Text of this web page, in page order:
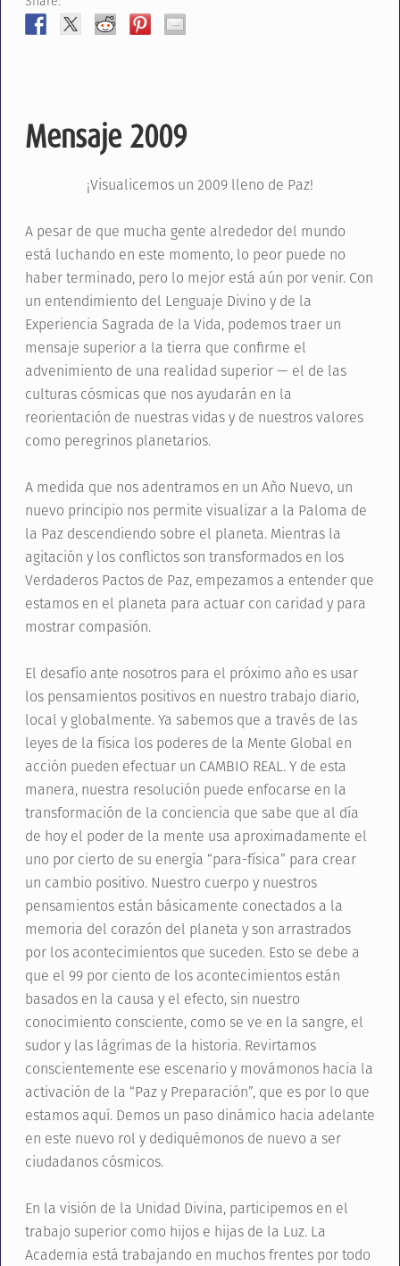
Mensaje 2009
¡Visualicemos un 2009 lleno de Paz!
A pesar de que mucha gente alrededor del mundo
está luchando en este momento, lo peor puede no
haber terminado, pero lo mejor está aún por venir. Con
un entendimiento del Lenguaje Divino y de la
Experiencia Sagrada de la Vida, podemos traer un
mensaje superior a la tierra que confirme el
advenimiento de una realidad superior — el de las
culturas cósmicas que nos ayudarán en la
reorientación de nuestras vidas y de nuestros valores
como peregrinos planetarios.
A medida que nos adentramos en un Año Nuevo, un
nuevo principio nos permite visualizar a la Paloma de
la Paz descendiendo sobre el planeta. Mientras la
agitación y los conflictos son transformados en los
Verdaderos Pactos de Paz, empezamos a entender que
estamos en el planeta para actuar con caridad y para
mostrar compasión.
El desafío ante nosotros para el próximo año es usar
los pensamientos positivos en nuestro trabajo diario,
local y globalmente. Ya sabemos que a través de las
leyes de la física los poderes de la Mente Global en
acción pueden efectuar un CAMBIO REAL. Y de esta
manera, nuestra resolución puede enfocarse en la
transformación de la conciencia que sabe que al día
de hoy el poder de la mente usa aproximadamente el
uno por cierto de su energía “para-física” para crear
un cambio positivo. Nuestro cuerpo y nuestros
pensamientos están básicamente conectados a la
memoria del corazón del planeta y son arrastrados
por los acontecimientos que suceden. Esto se debe a
que el 99 por ciento de los acontecimientos están
basados en la causa y el efecto, sin nuestro
conocimiento consciente, como se ve en la sangre, el
sudor y las lágrimas de la historia. Revirtamos
conscientemente ese escenario y movámonos hacia la
activación de la “Paz y Preparación”, que es por lo que
estamos aquí. Demos un paso dinámico hacia adelante
en este nuevo rol y dediquémonos de nuevo a ser
ciudadanos cósmicos.
En la visión de la Unidad Divina, participemos en el
trabajo superior como hijos e hijas de la Luz. La
Academia está trabajando en muchos frentes por todo